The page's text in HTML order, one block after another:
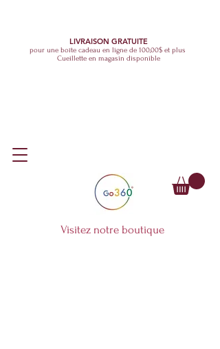
LIVRAISON GRATUITE
pour une boîte cadeau en ligne de 100,00$ et plus
Cueillette en magasin disponible
Visitez notre boutique